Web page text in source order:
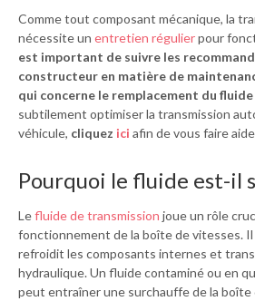
Comme tout composant mécanique, la
nécessite un entretien régulierpour
est important de suivre les
constructeur en matière de
qui concerne le remplacement du
subtilement optimiser la transmission
véhicule, cliquez ici afin de vous faire
Pourquoi le fluide est-il
Lefluide de transmission joue un rôle
fonctionnement de la boîte de vitesses.
refroidit les composants internes et
hydraulique. Un fluide contaminé ou en
peut entraîner une surchauffe de la boîte